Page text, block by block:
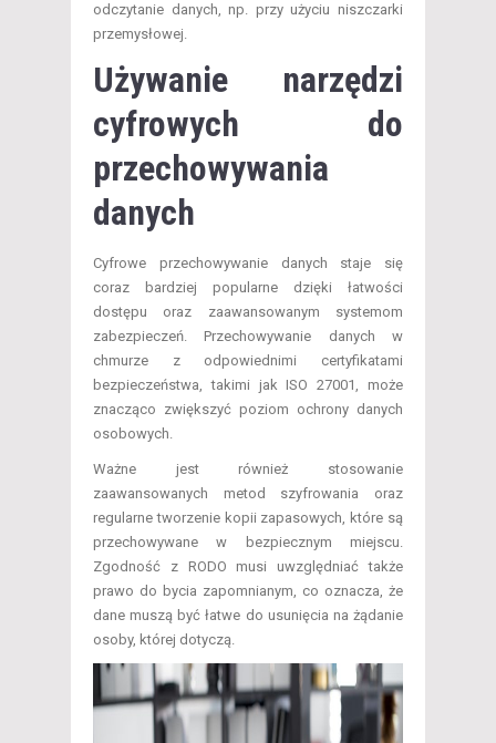
odczytanie danych, np. przy użyciu niszczarki
przemysłowej.
Używanie narzędzi
cyfrowych do
przechowywania
danych
Cyfrowe przechowywanie danych staje się
coraz bardziej popularne dzięki łatwości
dostępu oraz zaawansowanym systemom
zabezpieczeń. Przechowywanie danych w
chmurze z odpowiednimi certyfikatami
bezpieczeństwa, takimi jak ISO 27001, może
znacząco zwiększyć poziom ochrony danych
osobowych.
Ważne jest również stosowanie
zaawansowanych metod szyfrowania oraz
regularne tworzenie kopii zapasowych, które są
przechowywane w bezpiecznym miejscu.
Zgodność z RODO musi uwzględniać także
prawo do bycia zapomnianym, co oznacza, że
dane muszą być łatwe do usunięcia na żądanie
osoby, której dotyczą.